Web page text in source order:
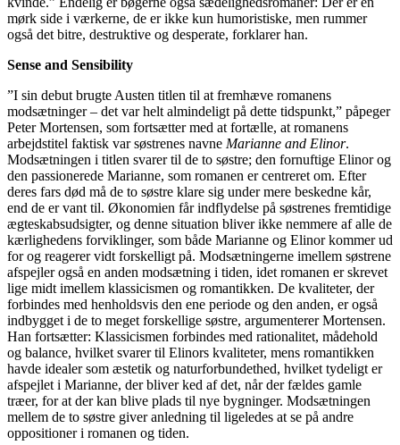
mørk side i værkerne, de er ikke kun humoristiske, men rummer
også det bitre, destruktive og desperate, forklarer han.
Sense and Sensibility
”I sin debut brugte Austen titlen til at fremhæve romanens
modsætninger – det var helt almindeligt på dette tidspunkt,” påpeger
Peter Mortensen, som fortsætter med at fortælle, at romanens
arbejdstitel faktisk var søstrenes navne Marianne and Elinor.
Modsætningen i titlen svarer til de to søstre; den fornuftige Elinor og
den passionerede Marianne, som romanen er centreret om. Efter
deres fars død må de to søstre klare sig under mere beskedne kår,
end de er vant til. Økonomien får indflydelse på søstrenes fremtidige
ægteskabsudsigter, og denne situation bliver ikke nemmere af alle de
kærlighedens forviklinger, som både Marianne og Elinor kommer ud
for og reagerer vidt forskelligt på. Modsætningerne imellem søstrene
afspejler også en anden modsætning i tiden, idet romanen er skrevet
lige midt imellem klassicismen og romantikken. De kvaliteter, der
forbindes med henholdsvis den ene periode og den anden, er også
indbygget i de to meget forskellige søstre, argumenterer Mortensen.
Han fortsætter: Klassicismen forbindes med rationalitet, mådehold
og balance, hvilket svarer til Elinors kvaliteter, mens romantikken
havde idealer som æstetik og naturforbundethed, hvilket tydeligt er
afspejlet i Marianne, der bliver ked af det, når der fældes gamle
træer, for at der kan blive plads til nye bygninger. Modsætningen
mellem de to søstre giver anledning til ligeledes at se på andre
oppositioner i romanen og tiden.